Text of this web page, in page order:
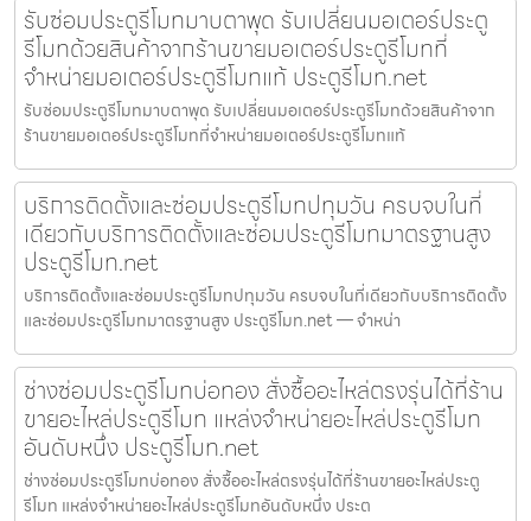
รับซ่อมประตูรีโมทมาบตาพุด รับเปลี่ยนมอเตอร์ประตู
รีโมทด้วยสินค้าจากร้านขายมอเตอร์ประตูรีโมทที่
จำหน่ายมอเตอร์ประตูรีโมทแท้ ประตูรีโมท.net
รับซ่อมประตูรีโมทมาบตาพุด รับเปลี่ยนมอเตอร์ประตูรีโมทด้วยสินค้าจาก
ร้านขายมอเตอร์ประตูรีโมทที่จำหน่ายมอเตอร์ประตูรีโมทแท้
บริการติดตั้งและซ่อมประตูรีโมทปทุมวัน ครบจบในที่
เดียวกับบริการติดตั้งและซ่อมประตูรีโมทมาตรฐานสูง
ประตูรีโมท.net
บริการติดตั้งและซ่อมประตูรีโมทปทุมวัน ครบจบในที่เดียวกับบริการติดตั้ง
และซ่อมประตูรีโมทมาตรฐานสูง ประตูรีโมท.net — จำหน่า
ช่างซ่อมประตูรีโมทบ่อทอง สั่งซื้ออะไหล่ตรงรุ่นได้ที่ร้าน
ขายอะไหล่ประตูรีโมท แหล่งจำหน่ายอะไหล่ประตูรีโมท
อันดับหนึ่ง ประตูรีโมท.net
ช่างซ่อมประตูรีโมทบ่อทอง สั่งซื้ออะไหล่ตรงรุ่นได้ที่ร้านขายอะไหล่ประตู
รีโมท แหล่งจำหน่ายอะไหล่ประตูรีโมทอันดับหนึ่ง ประต